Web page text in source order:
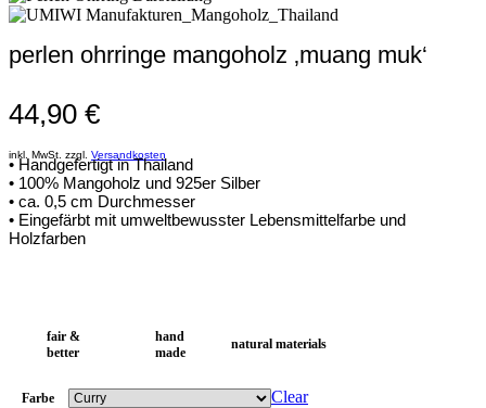
perlen ohrringe mangoholz ‚muang muk‘
44,90 €
inkl. MwSt. zzgl. Versandkosten
• Handgefertigt in Thailand
• 100% Mangoholz und 925er Silber
• ca. 0,5 cm Durchmesser
• Eingefärbt mit umweltbewusster Lebensmittelfarbe und
Holzfarben
fair &
better
hand
made
natural materials
Farbe
Clear